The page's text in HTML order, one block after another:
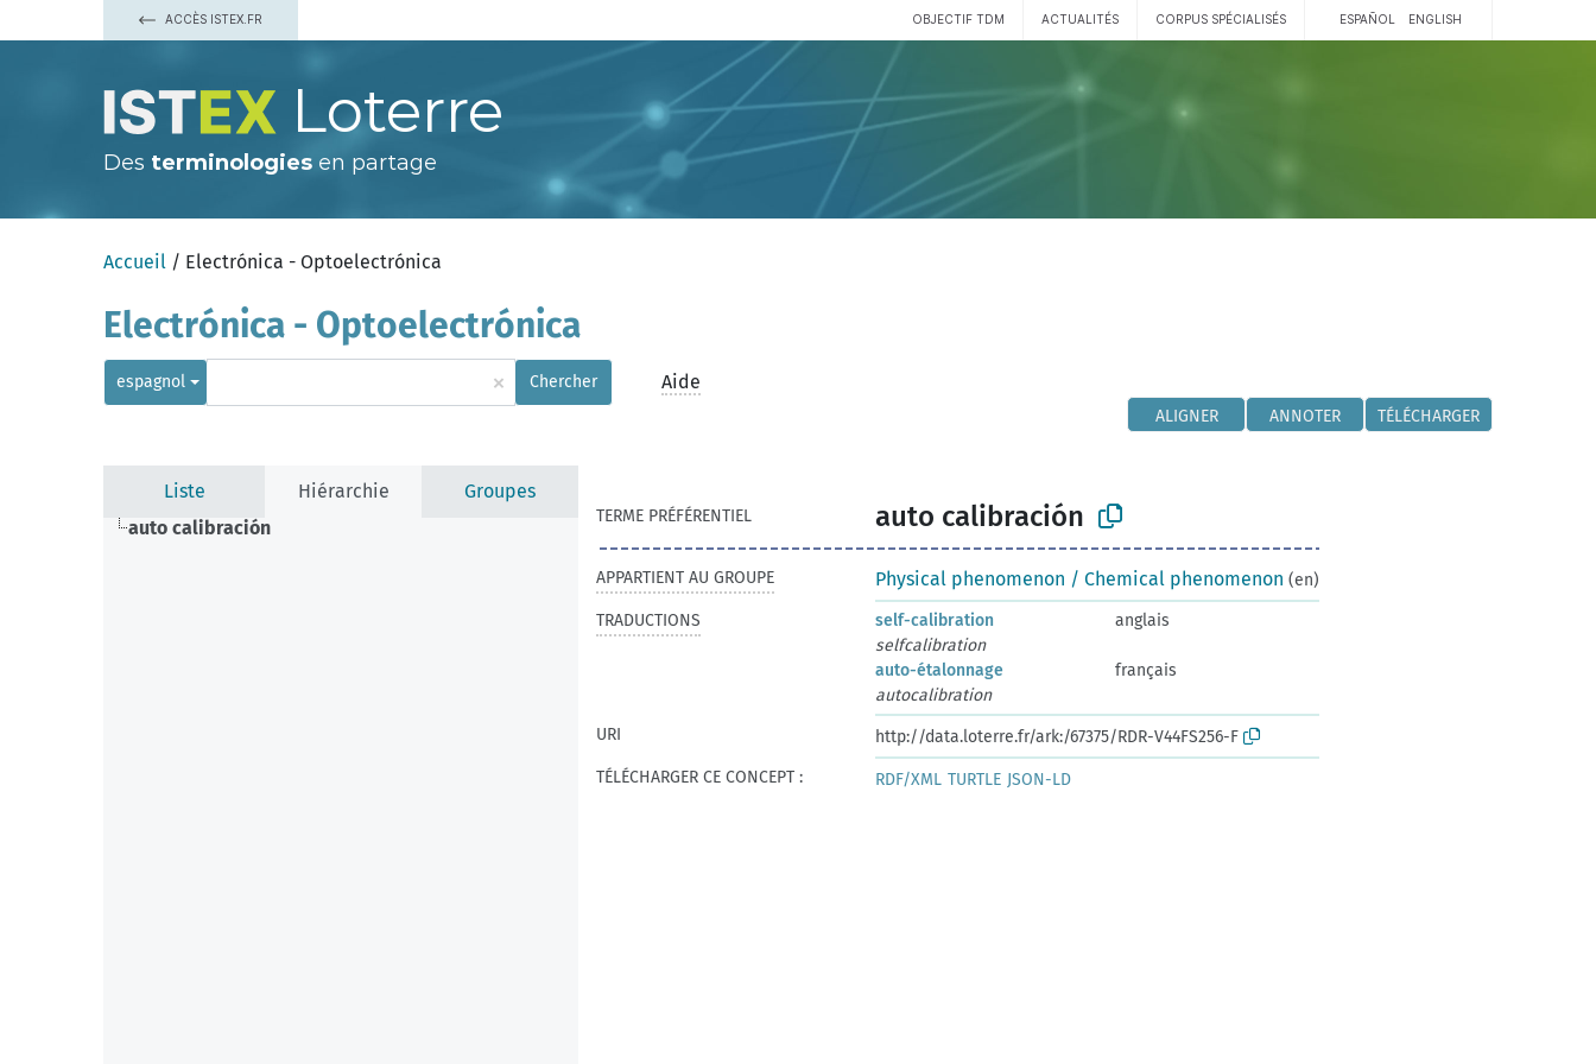
ACCÈS ISTEX.FR OBJECTIF TDM ACTUALITÉS CORPUS SPÉCIALISÉS ESPAÑOL ENGLISH
Loterre
Des terminologies en partage
Accueil / Electrónica - Optoelectrónica
Electrónica - Optoelectrónica
espagnol × Chercher Aide
ALIGNER ANNOTER TÉLÉCHARGER
Liste Hiérarchie
Groupes
auto calibración
TERME PRÉFÉRENTIEL auto calibración
APPARTIENT AU GROUPE Physical phenomenon / Chemical phenomenon (en)
TRADUCTIONS
self-calibration
anglais
selfcalibration
auto-étalonnage
français
autocalibration
URI
http://data.loterre.fr/ark:/67375/RDR-V44FS256-F
TÉLÉCHARGER CE CONCEPT :
RDF/XML TURTLE JSON-LD